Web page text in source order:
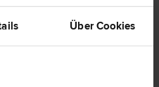
Über Cookies